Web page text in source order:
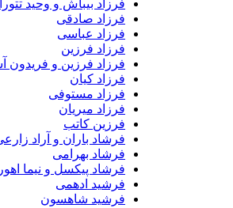
فرزاد بیباش و وحید تتورا
فرزاد صادقی
فرزاد عباسی
فرزاد فرزین
فرزاد فرزین و فریدون آسرایی
فرزاد کیان
فرزاد مستوفی
فرزاد میریان
فرزین کاتب
فرشاد باران و آراد زارعی
فرشاد بهرامی
فرشاد پیکسل و نیما اهورا
فرشید ادهمی
فرشید شاهسون